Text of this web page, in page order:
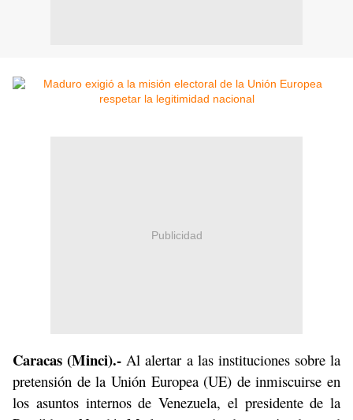
Publicidad
Caracas (Minci).- Al alertar a las instituciones sobre la
pretensión de la Unión Europea (UE) de inmiscuirse en
los asuntos internos de Venezuela, el presidente de la